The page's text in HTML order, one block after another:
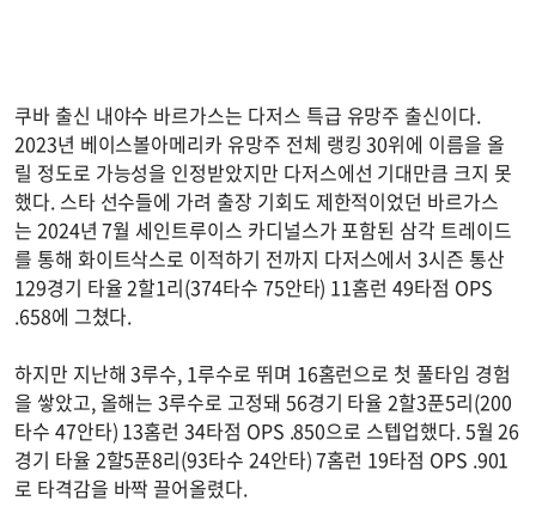
쿠바 출신 내야수 바르가스는 다저스 특급 유망주 출신이다.
2023년 베이스볼아메리카 유망주 전체 랭킹 30위에 이름을 올
릴 정도로 가능성을 인정받았지만 다저스에선 기대만큼 크지 못
했다. 스타 선수들에 가려 출장 기회도 제한적이었던 바르가스
는 2024년 7월 세인트루이스 카디널스가 포함된 삼각 트레이드
를 통해 화이트삭스로 이적하기 전까지 다저스에서 3시즌 통산
129경기 타율 2할1리(374타수 75안타) 11홈런 49타점 OPS
.658에 그쳤다.
하지만 지난해 3루수, 1루수로 뛰며 16홈런으로 첫 풀타임 경험
을 쌓았고, 올해는 3루수로 고정돼 56경기 타율 2할3푼5리(200
타수 47안타) 13홈런 34타점 OPS .850으로 스텝업했다. 5월 26
경기 타율 2할5푼8리(93타수 24안타) 7홈런 19타점 OPS .901
로 타격감을 바짝 끌어올렸다.